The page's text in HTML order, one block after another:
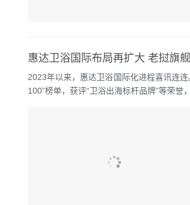
惠达卫浴国际布局再扩大 老挝旗
2023年以来，惠达卫浴国际化进程喜讯连
100”榜单，获评“卫浴出海标杆品牌”等荣誉